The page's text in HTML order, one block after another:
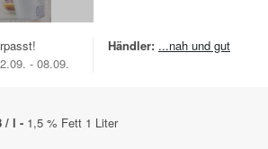
- 08.09.
Händler: ...nah und gut
/ l - 1,5 % Fett 1 Liter